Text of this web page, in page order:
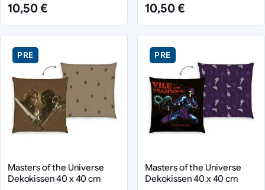
10,50 € 10,50 €
PRE
Masters of the Universe
Dekokissen 40 x 40 cm
PRE
Masters of the Universe
Dekokissen 40 x 40 cm